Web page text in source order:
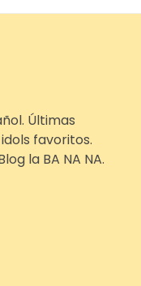
Últimas
favoritos.
la BA NA NA.